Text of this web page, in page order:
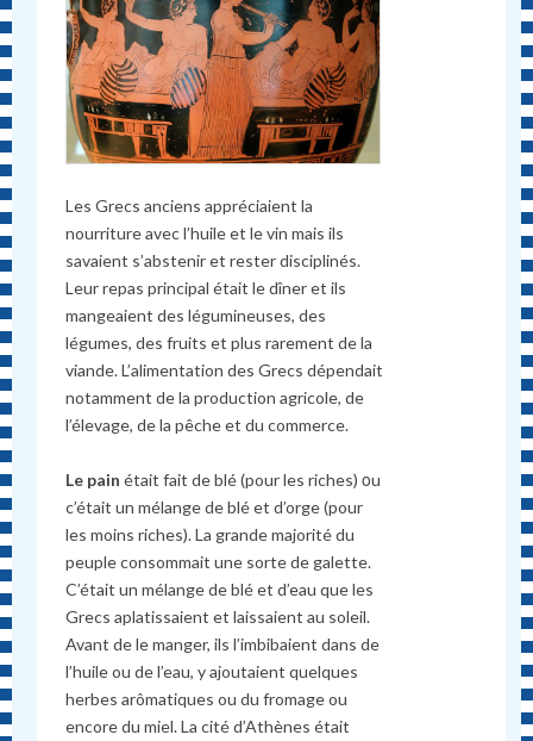
Les Grecs anciens appréciaient la
nourriture avec l’huile et le vin mais ils
savaient s’abstenir et rester disciplinés.
Leur repas principal était le dîner et ils
mangeaient des légumineuses, des
légumes, des fruits et plus rarement de la
viande. L’alimentation des Grecs dépendait
notamment de la production agricole, de
l’élevage, de la pêche et du commerce.
Le pain était fait de blé (pour les riches) οu
c’était un mélange de blé et d’orge (pour
les moins riches). La grande majorité du
peuple consommait une sorte de galette.
C’était un mélange de blé et d’eau que les
Grecs aplatissaient et laissaient au soleil.
Avant de le manger, ils l’imbibaient dans de
l’huile ou de l’eau, y ajoutaient quelques
herbes arômatiques ou du fromage ou
encore du miel. La cité d’Athènes était